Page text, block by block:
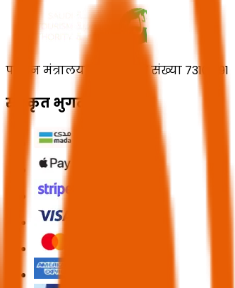
पर्यटन मंत्रालय का लाइसेंस संख्या 73102191
स्वीकृत भुगतान तरीके